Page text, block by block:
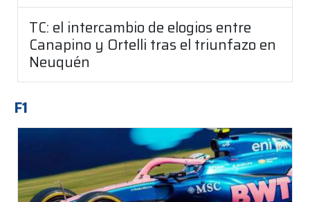
TC: el intercambio de elogios entre
Canapino y Ortelli tras el triunfazo en
Neuquén
F1